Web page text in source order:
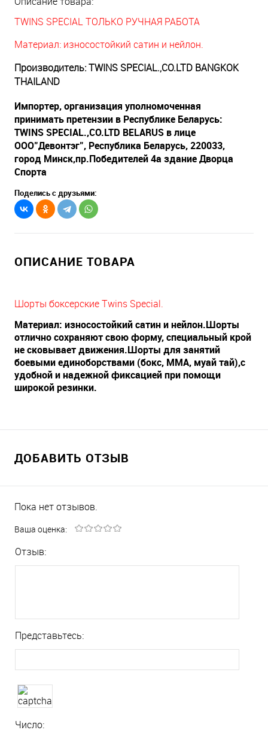
TWINS SPECIAL ТОЛЬКО РУЧНАЯ РАБОТА
Материал: износостойкий сатин и нейлон.
Производитель: TWINS SPECIAL.,CO.LTD BANGKOK
THAILAND
Импортер, организация уполномоченная
принимать претензии в Республике Беларусь:
TWINS SPECIAL.,CO.LTD BELARUS в лице
OOO"Девонтэг", Республика Беларусь, 220033,
город Минск,пр.Победителей 4а здание Дворца
Спорта
Поделись с друзьями:
ОПИСАНИЕ ТОВАРА
Шорты боксерские Twins Special.
Материал: износостойкий сатин и нейлон.Шорты
отлично сохраняют свою форму, специальный крой
не сковывает движения.Шорты для занятий
боевыми единоборствами (бокс, ММА, муай тай),с
удобной и надежной фиксацией при помощи
широкой резинки.
ДОБАВИТЬ ОТЗЫВ
Пока нет отзывов.
Ваша оценка:
Отзыв:
Представьтесь:
Число: